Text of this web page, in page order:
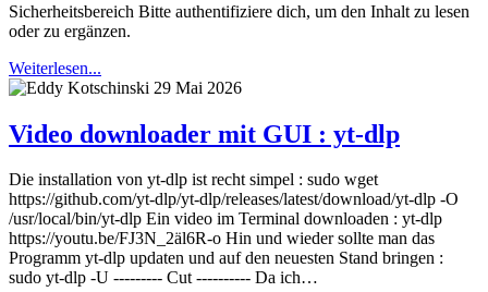
Sicherheitsbereich Bitte authentifiziere dich, um den Inhalt zu lesen
oder zu ergänzen.
Weiterlesen...
29 Mai 2026
Video downloader mit GUI : yt-dlp
Die installation von yt-dlp ist recht simpel : sudo wget
https://github.com/yt-dlp/yt-dlp/releases/latest/download/yt-dlp -O
/usr/local/bin/yt-dlp Ein video im Terminal downloaden : yt-dlp
https://youtu.be/FJ3N_2äl6R-o Hin und wieder sollte man das
Programm yt-dlp updaten und auf den neuesten Stand bringen :
sudo yt-dlp -U --------- Cut ---------- Da ich…